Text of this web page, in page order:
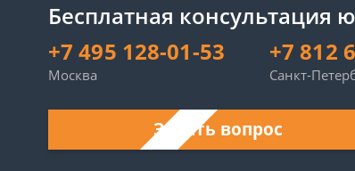
Бесплатная консультация
+7 495 128-01-53
Москва
+7 812
Санкт-
Задать вопрос